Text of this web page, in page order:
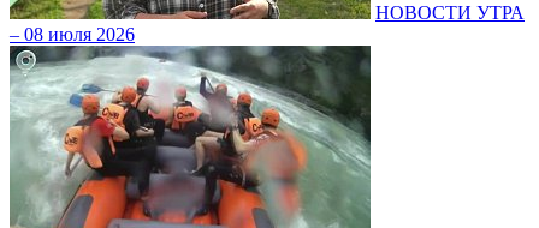
НОВОСТИ УТРА
– 08 июля 2026